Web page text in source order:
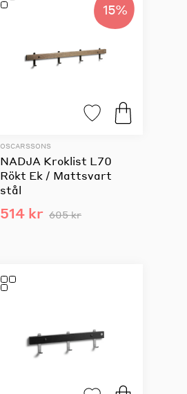
15%
OSCARSSONS
NADJA Kroklist L70
Rökt Ek / Mattsvart
stål
514 kr 605 kr